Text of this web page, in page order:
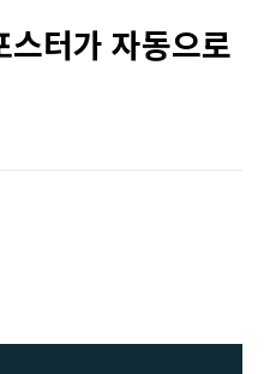
스터가 자동으로